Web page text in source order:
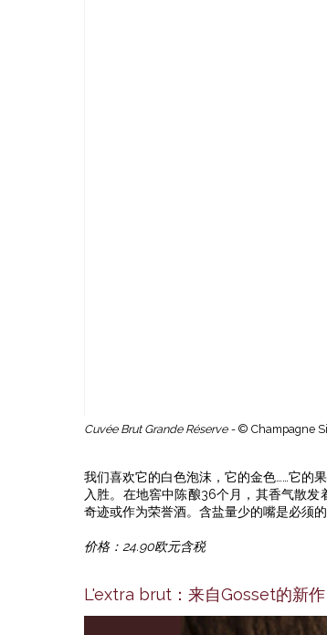
Cuvée Brut Grande Réserve - © Champagne
我们喜欢它的白色泡沫，它的金色……它的
入胜。在地窖中陈酿36个月，其香气散
奇迹或作为荣誉酒。含盐量少的嘴是必须的
价格：24.90欧元含税
L'extra brut：来自Gosset的新作